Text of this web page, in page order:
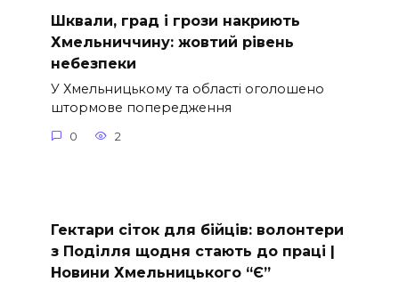
Шквали, град і грози накриють
Хмельниччину: жовтий рівень
небезпеки
У Хмельницькому та області оголошено
штормове попередження
0 2
Гектари сіток для бійців: волонтери
з Поділля щодня стають до праці |
Новини Хмельницького “Є”